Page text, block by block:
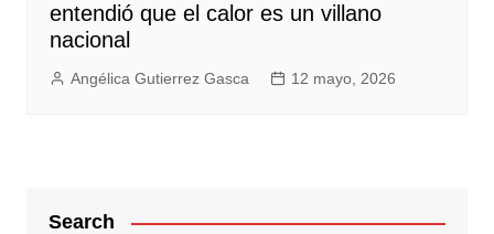
entendió que el calor es un villano
nacional
Angélica Gutierrez Gasca 12 mayo, 2026
Search